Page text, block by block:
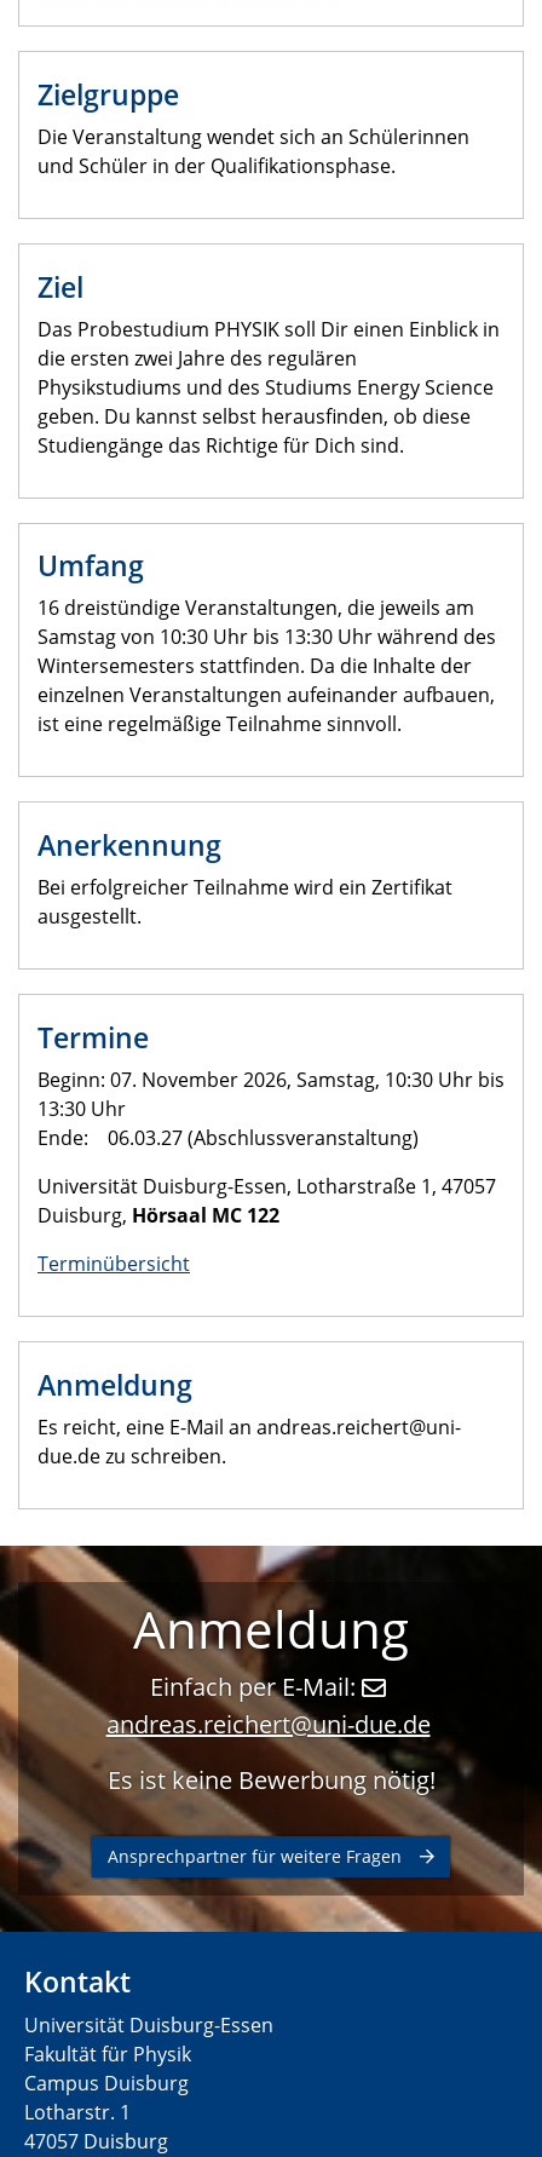
Zielgruppe
Die Veranstaltung wendet sich an Schülerinnen
und Schüler in der Qualifikationsphase.
Ziel
Das Probestudium PHYSIK soll Dir einen Einblick in
die ersten zwei Jahre des regulären
Physikstudiums und des Studiums Energy Science
geben. Du kannst selbst herausfinden, ob diese
Studiengänge das Richtige für Dich sind.
Umfang
16 dreistündige Veranstaltungen, die jeweils am
Samstag von 10:30 Uhr bis 13:30 Uhr während des
Wintersemesters stattfinden. Da die Inhalte der
einzelnen Veranstaltungen aufeinander aufbauen,
ist eine regelmäßige Teilnahme sinnvoll.
Anerkennung
Bei erfolgreicher Teilnahme wird ein Zertifikat
ausgestellt.
Termine
Beginn: 07. November 2026, Samstag, 10:30 Uhr bis
13:30 Uhr
Ende: 06.03.27 (Abschlussveranstaltung)
Universität Duisburg-Essen, Lotharstraße 1, 47057
Duisburg, Hörsaal MC 122
Terminübersicht
Anmeldung
Es reicht, eine E-Mail an andreas.reichert@uni-
due.de zu schreiben.
Anmeldung
Einfach per E-Mail:
andreas.reichert@uni-due.de
Es ist keine Bewerbung nötig!
Ansprechpartner für weitere Fragen
Kontakt
Universität Duisburg-Essen
Fakultät für Physik
Campus Duisburg
Lotharstr. 1
47057 Duisburg